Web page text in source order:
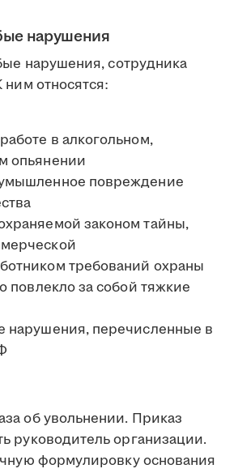
нарушения
нарушения, сотрудника
относятся:
в алкогольном,
опьянении
повреждение
законом тайны,
требований охраны
повлекло за собой тяжкие
нарушения, перечисленные в
об увольнении. Приказ
руководитель организации.
формулировку основания